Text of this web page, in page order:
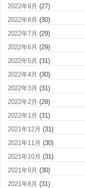
2022年9月 (27)
2022年8月 (30)
2022年7月 (29)
2022年6月 (29)
2022年5月 (31)
2022年4月 (30)
2022年3月 (31)
2022年2月 (28)
2022年1月 (31)
2021年12月 (31)
2021年11月 (30)
2021年10月 (31)
2021年9月 (30)
2021年8月 (31)